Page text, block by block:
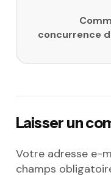
concurrence
Laisser un
Votre adresse e-
champs